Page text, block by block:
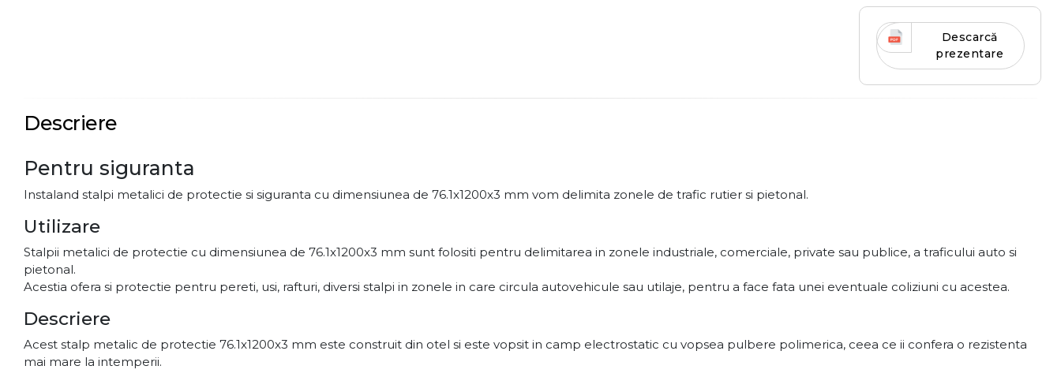
Descarcă
prezentare
Descriere
Pentru siguranta
Instaland stalpi metalici de protectie si siguranta cu dimensiunea de 76.1x1200x3 mm vom delimita zonele de trafic rutier si pietonal.
Utilizare
Stalpii metalici de protectie cu dimensiunea de 76.1x1200x3 mm sunt folositi pentru delimitarea in zonele industriale, comerciale, private sau publice, a traficului auto si
pietonal.
Acestia ofera si protectie pentru pereti, usi, rafturi, diversi stalpi in zonele in care circula autovehicule sau utilaje, pentru a face fata unei eventuale coliziuni cu acestea.
Descriere
Acest stalp metalic de protectie 76.1x1200x3 mm este construit din otel si este vopsit in camp electrostatic cu vopsea pulbere polimerica, ceea ce ii confera o rezistenta
mai mare la intemperii.